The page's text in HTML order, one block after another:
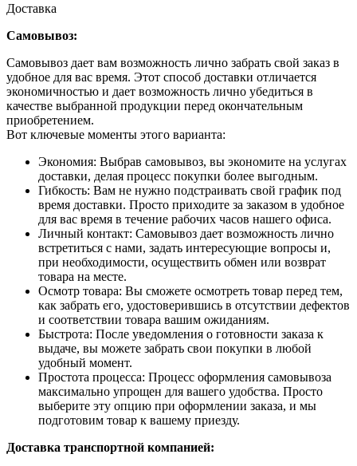
Доставка
Самовывоз:
Самовывоз дает вам возможность лично забрать свой заказ в
удобное для вас время. Этот способ доставки отличается
экономичностью и дает возможность лично убедиться в
качестве выбранной продукции перед окончательным
приобретением.
Вот ключевые моменты этого варианта:
Экономия: Выбрав самовывоз, вы экономите на услугах
доставки, делая процесс покупки более выгодным.
Гибкость: Вам не нужно подстраивать свой график под
время доставки. Просто приходите за заказом в удобное
для вас время в течение рабочих часов нашего офиса.
Личный контакт: Самовывоз дает возможность лично
встретиться с нами, задать интересующие вопросы и,
при необходимости, осуществить обмен или возврат
товара на месте.
Осмотр товара: Вы сможете осмотреть товар перед тем,
как забрать его, удостоверившись в отсутствии дефектов
и соответствии товара вашим ожиданиям.
Быстрота: После уведомления о готовности заказа к
выдаче, вы можете забрать свои покупки в любой
удобный момент.
Простота процесса: Процесс оформления самовывоза
максимально упрощен для вашего удобства. Просто
выберите эту опцию при оформлении заказа, и мы
подготовим товар к вашему приезду.
Доставка транспортной компанией: